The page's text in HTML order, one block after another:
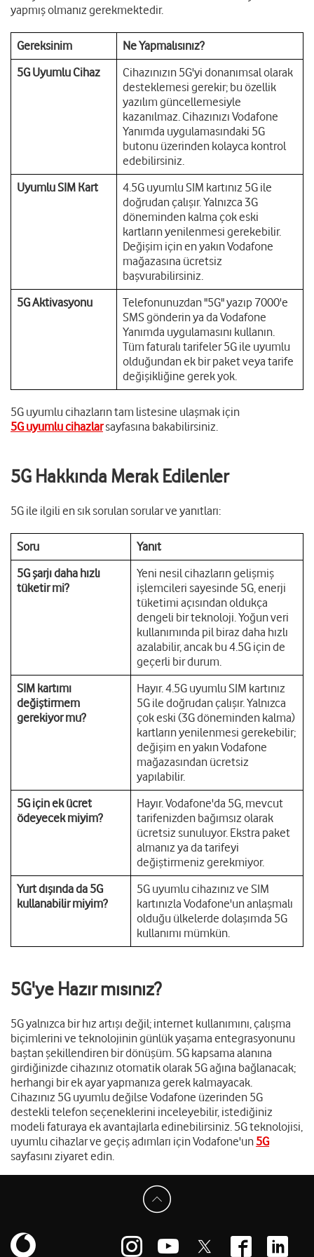
yapmış olmanız gerekmektedir.
Gereksinim
Ne Yapmalısınız?
5G Uyumlu Cihaz
Cihazınızın 5G'yi donanımsal olarak
desteklemesi gerekir; bu özellik
yazılım güncellemesiyle
kazanılmaz. Cihazınızı Vodafone
Yanımda uygulamasındaki 5G
butonu üzerinden kolayca kontrol
edebilirsiniz.
Uyumlu SIM Kart
4.5G uyumlu SIM kartınız 5G ile
doğrudan çalışır. Yalnızca 3G
döneminden kalma çok eski
kartların yenilenmesi gerekebilir.
Değişim için en yakın Vodafone
mağazasına ücretsiz
başvurabilirsiniz.
5G Aktivasyonu
Telefonunuzdan "5G" yazıp 7000'e
SMS gönderin ya da Vodafone
Yanımda uygulamasını kullanın.
Tüm faturalı tarifeler 5G ile uyumlu
olduğundan ek bir paket veya tarife
değişikliğine gerek yok.
5G uyumlu cihazların tam listesine ulaşmak için
5G uyumlu cihazlarsayfasına bakabilirsiniz.
5G Hakkında Merak Edilenler
5G ile ilgili en sık sorulan sorular ve yanıtları:
Soru
Yanıt
5G şarjı daha hızlı
tüketir mi?
Yeni nesil cihazların gelişmiş
işlemcileri sayesinde 5G, enerji
tüketimi açısından oldukça
dengeli bir teknoloji. Yoğun veri
kullanımında pil biraz daha hızlı
azalabilir, ancak bu 4.5G için de
geçerli bir durum.
SIM kartımı
değiştirmem
gerekiyor mu?
Hayır. 4.5G uyumlu SIM kartınız
5G ile doğrudan çalışır. Yalnızca
çok eski (3G döneminden kalma)
kartların yenilenmesi gerekebilir;
değişim en yakın Vodafone
mağazasından ücretsiz
yapılabilir.
5G için ek ücret
ödeyecek miyim?
Hayır. Vodafone'da 5G, mevcut
tarifenizden bağımsız olarak
ücretsiz sunuluyor. Ekstra paket
almanız ya da tarifeyi
değiştirmeniz gerekmiyor.
Yurt dışında da 5G
kullanabilir miyim?
5G uyumlu cihazınız ve SIM
kartınızla Vodafone'un anlaşmalı
olduğu ülkelerde dolaşımda 5G
kullanımı mümkün.
5G'ye Hazır mısınız?
5G yalnızca bir hız artışı değil; internet kullanımını, çalışma
biçimlerini ve teknolojinin günlük yaşama entegrasyonunu
baştan şekillendiren bir dönüşüm. 5G kapsama alanına
girdiğinizde cihazınız otomatik olarak 5G ağına bağlanacak;
herhangi bir ek ayar yapmanıza gerek kalmayacak.
Cihazınız 5G uyumlu değilse Vodafone üzerinden 5G
destekli telefon seçeneklerini inceleyebilir, istediğiniz
modeli faturaya ek avantajlarla edinebilirsiniz. 5G teknolojisi,
uyumlu cihazlar ve geçiş adımları için Vodafone'un5G
sayfasını ziyaret edin.